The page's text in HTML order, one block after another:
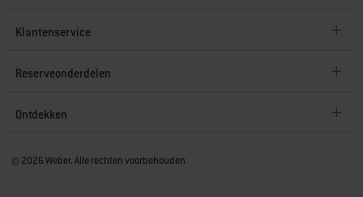
Klantenservice
Reserveonderdelen
Ontdekken
© 2026 Weber. Alle rechten voorbehouden.